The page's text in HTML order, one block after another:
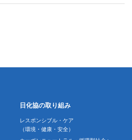
日化協の取り組み
レスポンシブル・ケア
（環境・健康・安全）